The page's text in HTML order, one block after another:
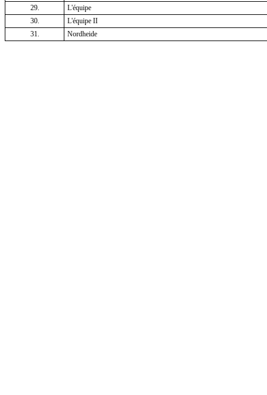
29.
L'équipe
30.
L'équipe II
31.
Nordheide